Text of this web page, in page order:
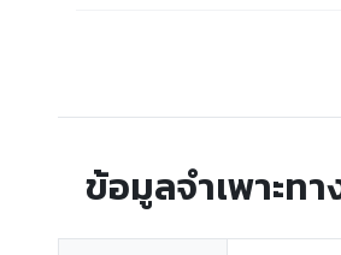
ข้อมูลจำเพาะท